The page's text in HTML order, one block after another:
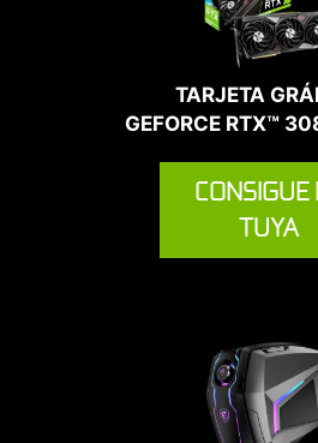
TARJETA
GEFORCE RTX™
CONSIGUE
TUYA